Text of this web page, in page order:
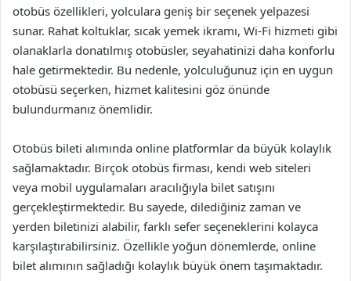
otobüs özellikleri, yolculara geniş bir seçenek yelpazesi
sunar. Rahat koltuklar, sıcak yemek ikramı, Wi-Fi hizmeti gibi
olanaklarla donatılmış otobüsler, seyahatinizi daha konforlu
hale getirmektedir. Bu nedenle, yolculuğunuz için en uygun
otobüsü seçerken, hizmet kalitesini göz önünde
bulundurmanız önemlidir.
Otobüs bileti alımında online platformlar da büyük kolaylık
sağlamaktadır. Birçok otobüs firması, kendi web siteleri
veya mobil uygulamaları aracılığıyla bilet satışını
gerçekleştirmektedir. Bu sayede, dilediğiniz zaman ve
yerden biletinizi alabilir, farklı sefer seçeneklerini kolayca
karşılaştırabilirsiniz. Özellikle yoğun dönemlerde, online
bilet alımının sağladığı kolaylık büyük önem taşımaktadır.